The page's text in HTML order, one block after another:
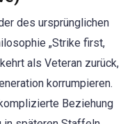
des ursprünglichen
„Strike first,
als Veteran zurück,
korrumpieren.
Beziehung